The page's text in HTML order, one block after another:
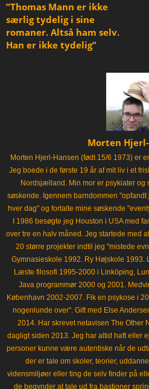
”Thomas Mann er ikke
særlig tydelig i sine
romaner. Altså ham selv.
Han er ikke tydelig”
Morten
Morten Hjerl-Hansen (født 15/6 1973) er
Jeg boede i de første 19 år af mit liv i et
Nordsjælland. Min mor er psykiater og
søskende. Igennem barndommen
hver dag" og fortalte mine søskende
I 1986 besøgte jeg Houston i USA med
over tre en halv måned. Jeg startede med
20 større projekter indtil jeg "mistede
Gymnasieskole 1992. Ry Højskole
Læste filosofi 1995-2000 i Linköping,
Java programmør 2000 og 2001.
København 2002-2007. Fik en psykose i
nogenlunde over". Gift med Else
2014. Har skrevet netavisen The Other
dagligt siden 2013. Jeg har altid haft eller
personer kunne være autentiske når de
der er tale om skoler, teorier,
vidensmiljøer eller ting de selv finder på
de begynder at tale ud fra bastioner